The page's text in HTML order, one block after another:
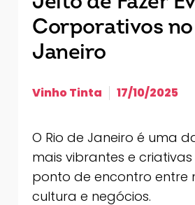
Corporativos no
Janeiro
Vinho Tinta 17/10/2025
O Rio de Janeiro é uma
mais vibrantes e
ponto de encontro entre
cultura e negócios.